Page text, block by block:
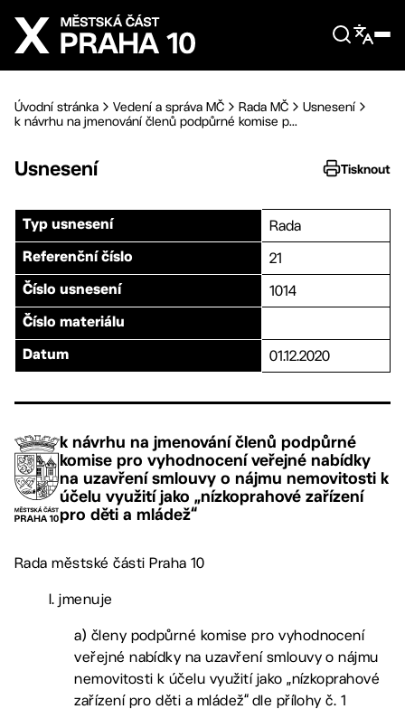
Přejít na hlavní obsah
Úvodní stránka Vedení a správa MČ Rada MČ
Usnesení
k návrhu na jmenování členů podpůrné komise p...
Usnesení Tisknout
Typ usnesení Rada
Referenční číslo 21
Číslo usnesení 1014
Číslo materiálu
Datum 01.12.2020
k návrhu na jmenování členů podpůrné
komise pro vyhodnocení veřejné nabídky
na uzavření smlouvy o nájmu nemovitosti k
účelu využití jako „nízkoprahové zařízení
pro děti a mládež“
Rada městské části Praha 10
I. jmenuje
a) členy podpůrné komise pro vyhodnocení
veřejné nabídky na uzavření smlouvy o nájmu
nemovitosti k účelu využití jako „nízkoprahové
zařízení pro děti a mládež“ dle přílohy č. 1